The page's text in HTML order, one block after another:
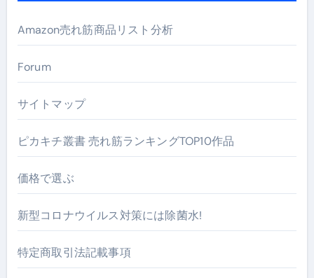
Amazon売れ筋商品リスト分析
Forum
サイトマップ
ピカキチ叢書 売れ筋ランキングTOP10作品
価格で選ぶ
新型コロナウイルス対策には除菌水!
特定商取引法記載事項